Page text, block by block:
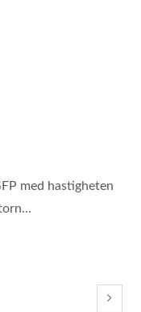
med hastigheten